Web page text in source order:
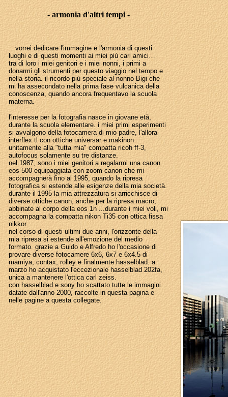
…vorrei dedicare l'immagine e l'armonia di questi
luoghi e di questi momenti ai miei più cari amici…
tra di loro i miei genitori e i miei nonni, i primi a
donarmi gli strumenti per questo viaggio nel tempo e
nella storia. il ricordo più speciale al nonno Bigi che
mi ha assecondato nella prima fase vulcanica della
conoscenza, quando ancora frequentavo la scuola
materna.
l'interesse per la fotografia nasce in giovane età,
durante la scuola elementare. i miei primi esperimenti
si avvalgono della fotocamera di mio padre, l'allora
interflex tl con ottiche universar e makinon
unitamente alla "tutta mia" compatta ricoh ff-3,
autofocus solamente su tre distanze.
nel 1987, sono i miei genitori a regalarmi una canon
eos 500 equipaggiata con zoom canon che mi
accompagnerà fino al 1995, quando la ripresa
fotografica si estende alle esigenze della mia società.
durante il 1995 la mia attrezzatura si arricchisce di
diverse ottiche canon, anche per la ripresa macro,
abbinate al corpo della eos 1n ...durante i miei voli, mi
accompagna la compatta nikon Ti35 con ottica fissa
nikkor.
nel corso di questi ultimi due anni, l'orizzonte della
mia ripresa si estende all'emozione del medio
formato. grazie a Guido e Alfredo ho l'occasione di
provare diverse fotocamere 6x6, 6x7 e 6x4.5 di
mamiya, contax, rolley e finalmente hasselblad. a
marzo ho acquistato l'eccezionale hasselblad 202fa,
unica a mantenere l'ottica carl zeiss.
con hasselblad e sony ho scattato tutte le immagini
datate dall'anno 2000, raccolte in questa pagina e
nelle pagine a questa collegate.
- armonia d'altri tempi -